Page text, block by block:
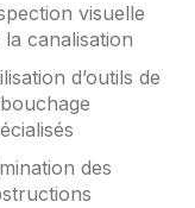
visuelle
la canalisation
d’outils de
des